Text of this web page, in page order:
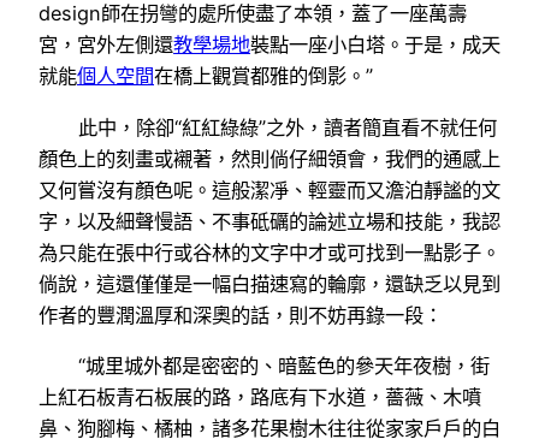
design師在拐彎的處所使盡了本領，蓋了一座萬壽
宮，宮外左側還教學場地裝點一座小白塔。于是，成天
就能個人空間在橋上觀賞都雅的倒影。”
此中，除卻“紅紅綠綠”之外，讀者簡直看不就任何
顏色上的刻畫或襯著，然則倘仔細領會，我們的通感上
又何嘗沒有顏色呢。這般潔凈、輕靈而又澹泊靜謐的文
字，以及細聲慢語、不事砥礪的論述立場和技能，我認
為只能在張中行或谷林的文字中才或可找到一點影子。
倘說，這還僅僅是一幅白描速寫的輪廓，還缺乏以見到
作者的豐潤溫厚和深奧的話，則不妨再錄一段：
“城里城外都是密密的、暗藍色的參天年夜樹，街
上紅石板青石板展的路，路底有下水道，薔薇、木噴
鼻、狗腳梅、橘柚，諸多花果樹木往往從家家戶戶的白